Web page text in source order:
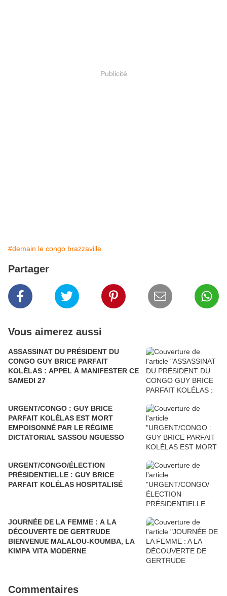
Publicité
#demain le congo brazzaville
Partager
Vous aimerez aussi
ASSASSINAT DU PRÉSIDENT DU
CONGO GUY BRICE PARFAIT
KOLÉLAS : APPEL À MANIFESTER CE
SAMEDI 27
URGENT/CONGO : GUY BRICE
PARFAIT KOLÉLAS EST MORT
EMPOISONNÉ PAR LE RÉGIME
DICTATORIAL SASSOU NGUESSO
URGENT/CONGO/ÉLECTION
PRÉSIDENTIELLE : GUY BRICE
PARFAIT KOLÉLAS HOSPITALISÉ
JOURNÉE DE LA FEMME : A LA
DÉCOUVERTE DE GERTRUDE
BIENVENUE MALALOU-KOUMBA, LA
KIMPA VITA MODERNE
Commentaires